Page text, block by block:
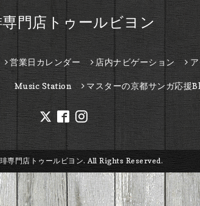
門店トゥールビヨン
営業日カレンダー 店内ナビゲーション
Station マスターの京都サンガ応援
専門店トゥールビヨン. All Rights Reserved.